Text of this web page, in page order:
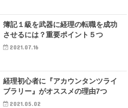
簿記１級を武器に経理の転職を成功
させるには？重要ポイント５つ
2021.07.16
経理初心者に『アカウンタンツライ
ブラリー』がオススメの理由7つ
2021.05.02